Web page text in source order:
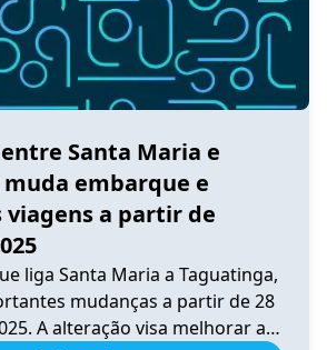
Santa Maria e
embarque e
viagens a partir de
liga Santa Maria a Taguatinga,
mudanças a partir de 28
A alteração visa melhorar a